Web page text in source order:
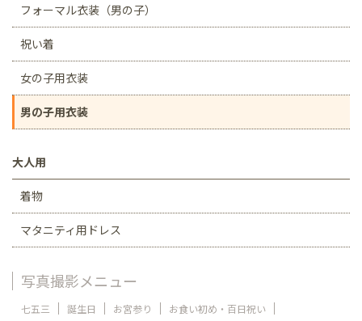
フォーマル衣装（男の子）
祝い着
女の子用衣装
男の子用衣装
大人用
着物
マタニティ用ドレス
写真撮影メニュー
七五三 誕生日 お宮参り
お食い初め・百日祝い